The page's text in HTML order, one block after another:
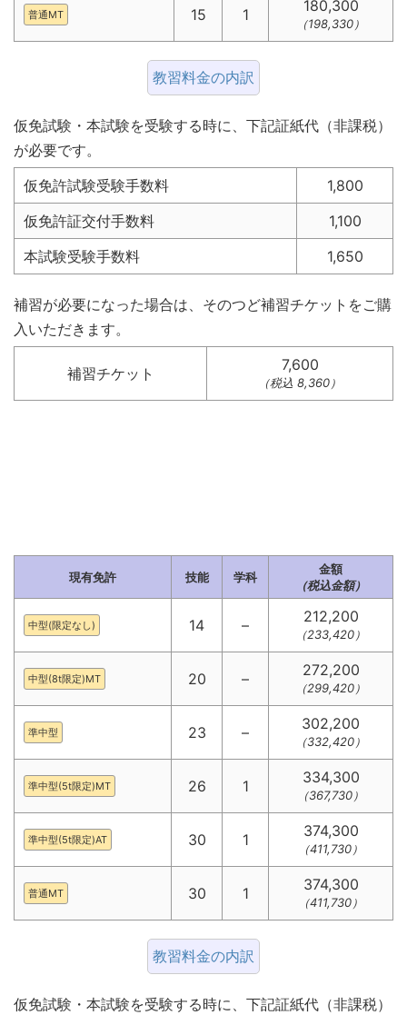
普通MT 15 1 180,300
（198,330）
教習料金の内訳
仮免試験・本試験を受験する時に、下記証紙代（非課税）
が必要です。
仮免許試験受験手数料
1,800
仮免許証交付手数料
1,100
本試験受験手数料
1,650
補習が必要になった場合は、そのつど補習チケットをご購
入いただきます。
補習チケット 7,600
（税込 8,360）
現有免許 技能 学科
金額
（税込金額）
中型(限定なし) 14 – 212,200
（233,420）
中型(8t限定)MT 20 – 272,200
（299,420）
準中型 23 – 302,200
（332,420）
準中型(5t限定)MT 26 1 334,300
（367,730）
準中型(5t限定)AT 30 1 374,300
（411,730）
普通MT 30 1 374,300
（411,730）
教習料金の内訳
仮免試験・本試験を受験する時に、下記証紙代（非課税）